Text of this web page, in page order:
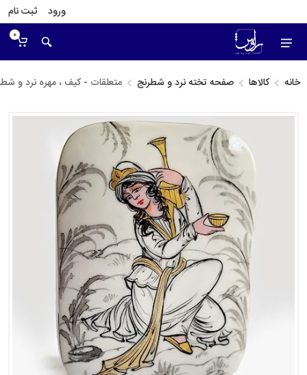
ورود ثبت نام
0
خانه کالاها صفحه تخته نرد و شطرنج متعلقات - کیف ، مهره نرد و